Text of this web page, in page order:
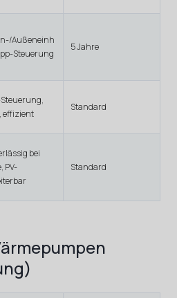
Außeneinh
Steuerung
5 Jahre
effizient
Standard
bei
PV-
Standard